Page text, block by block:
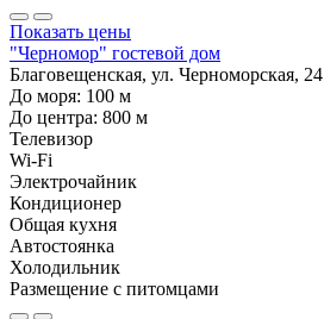
Показать цены
"Черномор" гостевой дом
Благовещенская, ул. Черноморская, 24
До моря: 100 м
До центра: 800 м
Телевизор
Wi-Fi
Электрочайник
Кондиционер
Общая кухня
Автостоянка
Холодильник
Размещение с питомцами